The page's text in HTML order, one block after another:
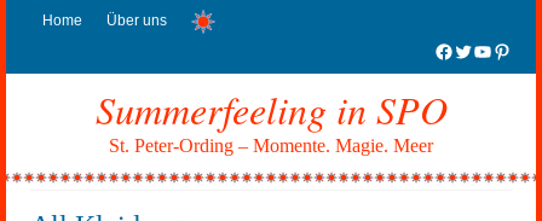
Home Über uns
Facebook
Twitter
Summerfeeling in SPO
St. Peter-Ording – Momente. Magie. Meer